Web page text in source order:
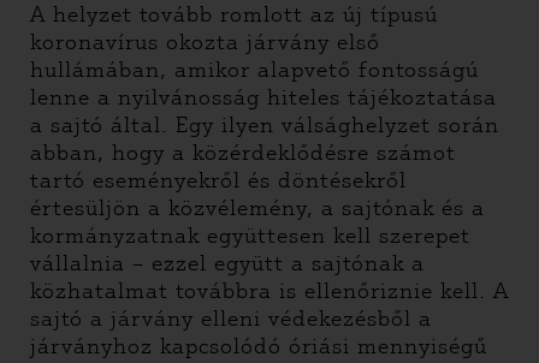
A helyzet tovább romlott az új típusú
koronavírus okozta járvány első
hullámában, amikor alapvető fontosságú
lenne a nyilvánosság hiteles tájékoztatása
a sajtó által. Egy ilyen válsághelyzet során
abban, hogy a közérdeklődésre számot
tartó eseményekről és döntésekről
értesüljön a közvélemény, a sajtónak és a
kormányzatnak együttesen kell szerepet
vállalnia – ezzel együtt a sajtónak a
közhatalmat továbbra is ellenőriznie kell. A
sajtó a járvány elleni védekezésből a
járványhoz kapcsolódó óriási mennyiségű